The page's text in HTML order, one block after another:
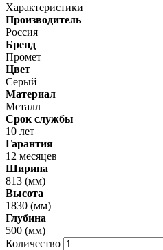
Характеристики
Производитель
Россия
Бренд
Промет
Цвет
Серый
Материал
Металл
Срок службы
10 лет
Гарантия
12 месяцев
Ширина
813 (мм)
Высота
1830 (мм)
Глубина
500 (мм)
Количество